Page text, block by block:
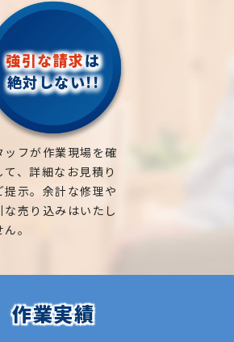
強引な請求は
絶対しない!!
ッフが作業現場を確
て、詳細なお見積り
提示。余計な修理や
な売り込みはいたし
。
作業実績